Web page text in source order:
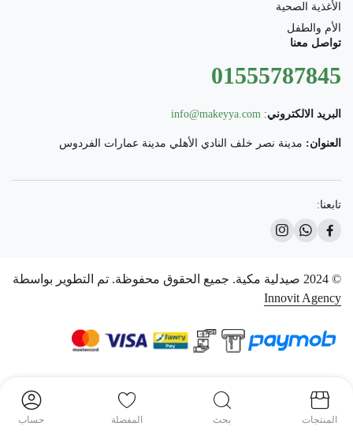
الأغذية الصحية
الأم والطفل
تواصل معنا
01555787845
البريد الالكتروني:
info@makeyya.com
العنوان: مدينة نصر خلف النادي الأهلي مدينة عمارات الفردوس
تابعنا:
© 2024 صيدلية مكية. جميع الحقوق محفوظة. تم التطوير بواسطة
Innovit Agency
المنتجات بحث المفضلة حساب